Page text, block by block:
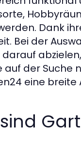
Dank
Bei der
darauf
auf der Suche
eine breite